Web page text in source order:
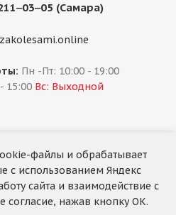
(Самара)
Пн -Пт: 10:00 - 19:00
15:00 Вс: Выходной
—RuMaster
файлы и обрабатывает
с использованием Яндекс
сайта и взаимодействие с
согласие, нажав кнопку ОК.